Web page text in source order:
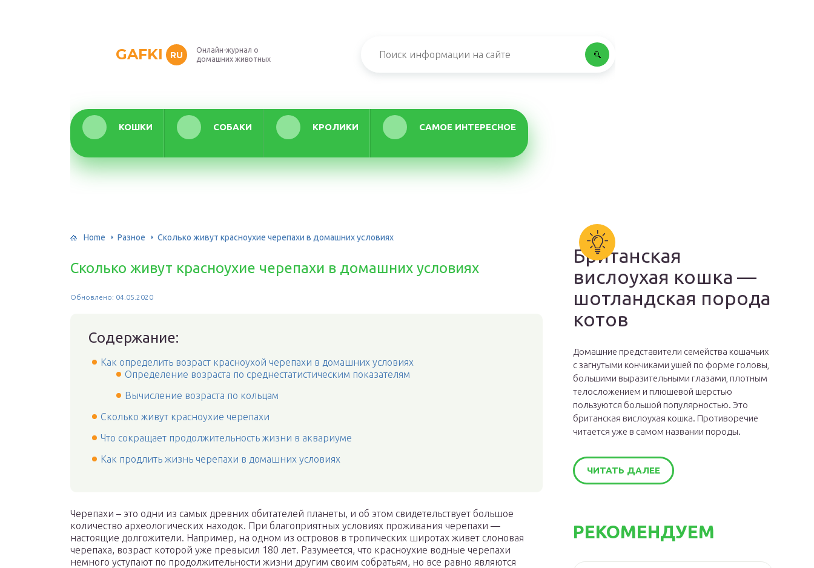
GAFKI RU
Онлайн-журнал о
домашних животных
КОШКИ СОБАКИ КРОЛИКИ САМОЕ ИНТЕРЕСНОЕ
Home Разное Сколько живут красноухие черепахи в домашних условиях
Сколько живут красноухие черепахи в домашних условиях
Обновлено: 04.05.2020
Содержание:
Как определить возраст красноухой черепахи в домашних условиях
Определение возраста по среднестатистическим показателям
Вычисление возраста по кольцам
Сколько живут красноухие черепахи
Что сокращает продолжительность жизни в аквариуме
Как продлить жизнь черепахи в домашних условиях
Черепахи – это одни из самых древних обитателей планеты, и об этом свидетельствует большое
количество археологических находок. При благоприятных условиях проживания черепахи —
настоящие долгожители. Например, на одном из островов в тропических широтах живет слоновая
черепаха, возраст которой уже превысил 180 лет. Разумеется, что красноухие водные черепахи
немного уступают по продолжительности жизни другим своим собратьям, но все равно являются
Британская
вислоухая кошка —
шотландская порода
котов
Домашние представители семейства кошачьих
с загнутыми кончиками ушей по форме головы,
большими выразительными глазами, плотным
телосложением и плюшевой шерстью
пользуются большой популярностью. Это
британская вислоухая кошка. Противоречие
читается уже в самом названии породы.
ЧИТАТЬ ДАЛЕЕ
РЕКОМЕНДУЕМ